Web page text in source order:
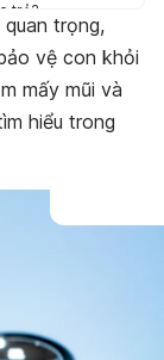
trẻ?
tiêm chi tiết
trọng,
vệ con khỏi
mấy mũi và
hiểu trong